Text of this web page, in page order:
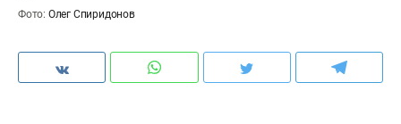
Фото: Олег Спиридонов